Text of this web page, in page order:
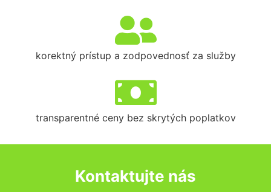
korektný prístup a zodpovednosť za služby
transparentné ceny bez skrytých poplatkov
Kontaktujte nás